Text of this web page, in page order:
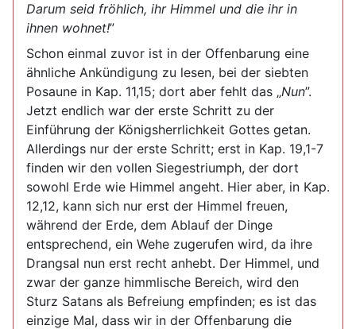
Darum seid fröhlich, ihr Himmel und die ihr in
ihnen wohnet!”
Schon einmal zuvor ist in der Offenbarung eine
ähnliche Ankündigung zu lesen, bei der siebten
Posaune in Kap. 11,15; dort aber fehlt das „Nun”.
Jetzt endlich war der erste Schritt zu der
Einführung der Königsherrlichkeit Gottes getan.
Allerdings nur der erste Schritt; erst in Kap. 19,1-7
finden wir den vollen Siegestriumph, der dort
sowohl Erde wie Himmel angeht. Hier aber, in Kap.
12,12, kann sich nur erst der Himmel freuen,
während der Erde, dem Ablauf der Dinge
entsprechend, ein Wehe zugerufen wird, da ihre
Drangsal nun erst recht anhebt. Der Himmel, und
zwar der ganze himmlische Bereich, wird den
Sturz Satans als Befreiung empfinden; es ist das
einzige Mal, dass wir in der Offenbarung die